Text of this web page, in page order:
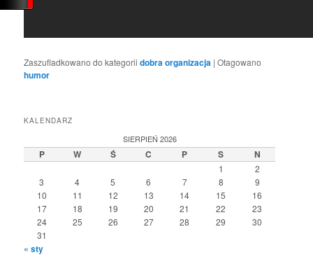
Zaszufladkowano do kategorii dobra organizacja |Otagowano
humor
KALENDARZ
SIERPIEŃ 2026
P W Ś C P S N
1
2
3
4 5 6 7 8
9
10
11 12 13 14 15
16
17
18 19 20 21 22
23
24
25 26 27 28 29
30
31
« sty